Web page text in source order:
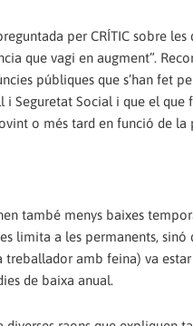
per CRÍTIC sobre
que vagi en augment”.
públiques que s’han fet
Seguretat Social i que el que
o més tard en funció de la
també menys baixes
limita a les permanents,
amb feina) va
de baixa anual.